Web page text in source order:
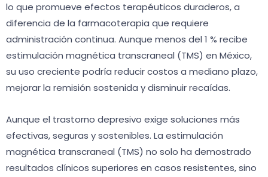
lo que promueve efectos terapéuticos duraderos, a
diferencia de la farmacoterapia que requiere
administración continua. Aunque menos del 1 % recibe
estimulación magnética transcraneal (TMS) en México,
su uso creciente podría reducir costos a mediano plazo,
mejorar la remisión sostenida y disminuir recaídas.
Aunque el trastorno depresivo exige soluciones más
efectivas, seguras y sostenibles. La estimulación
magnética transcraneal (TMS) no solo ha demostrado
resultados clínicos superiores en casos resistentes, sino